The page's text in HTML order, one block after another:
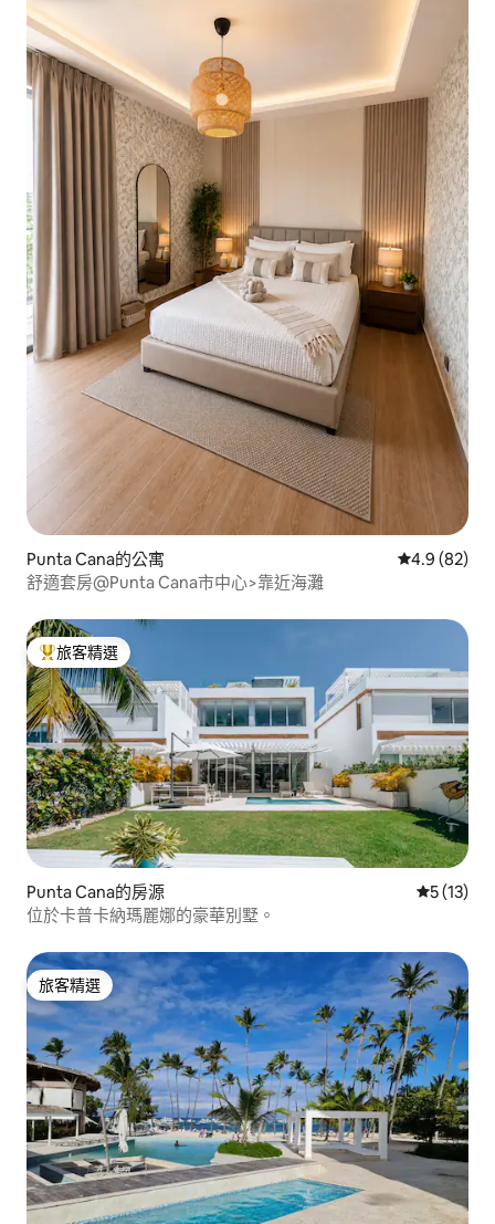
Punta Cana的公寓 從 82 則評
4.9 (82)
舒適套房@Punta Cana市中心>靠近海灘
旅客精選榜首
旅客精選
Punta Cana的房源 從 13 則
5 (13)
位於卡普卡納瑪麗娜的豪華別墅。
旅客精選
旅客精選